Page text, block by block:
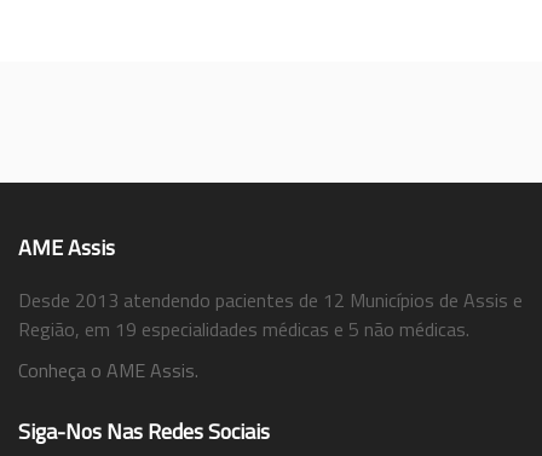
AME Assis
Desde 2013 atendendo pacientes de 12 Municípios de Assis e
Região, em 19 especialidades médicas e 5 não médicas.
Conheça o AME Assis.
Siga-Nos Nas Redes Sociais